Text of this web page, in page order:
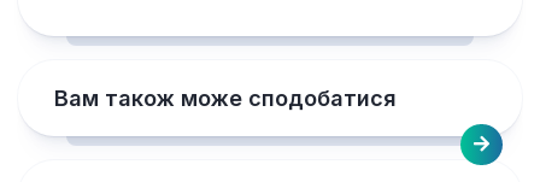
Вам також може сподобатися